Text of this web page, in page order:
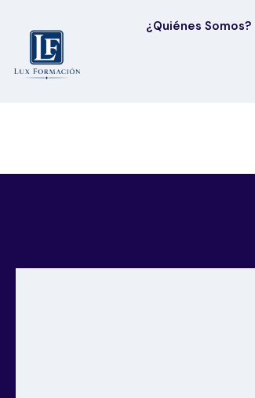
¿Quiénes Somos?